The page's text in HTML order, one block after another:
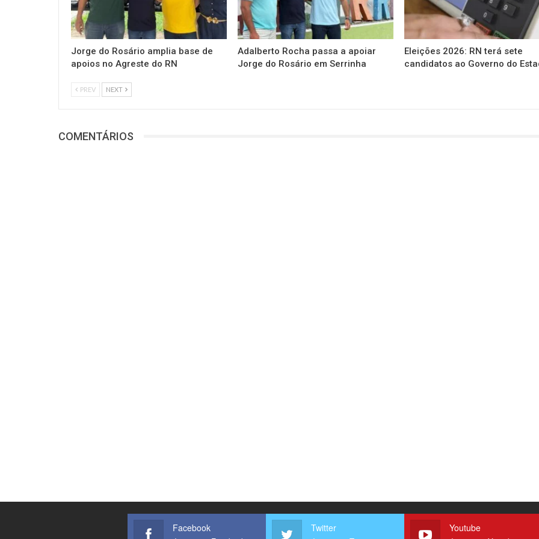
Jorge do Rosário amplia base de
apoios no Agreste do RN
Adalberto Rocha passa a apoiar
Jorge do Rosário em Serrinha
Eleições 2026: RN terá sete
candidatos ao Governo do
PREV NEXT
COMENTÁRIOS
Facebook Twitter Youtube